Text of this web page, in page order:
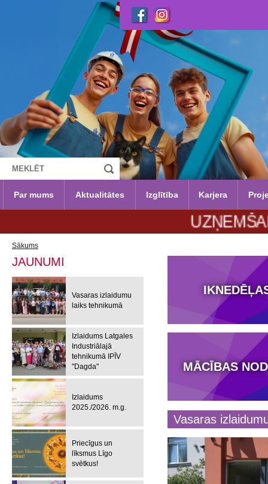
Par mums Aktualitātes Izglītība Karjera
UZŅEMŠANA
Sākums
JAUNUMI
Vasaras izlaidumu
laiks tehnikumā
Izlaidums Latgales
Industriālajā
tehnikumā IPĪV
"Dagda"
Izlaidums
2025./2026. m.g.
Priecīgus un
līksmus Līgo
svētkus!
MĀCĪBAS
Vasaras